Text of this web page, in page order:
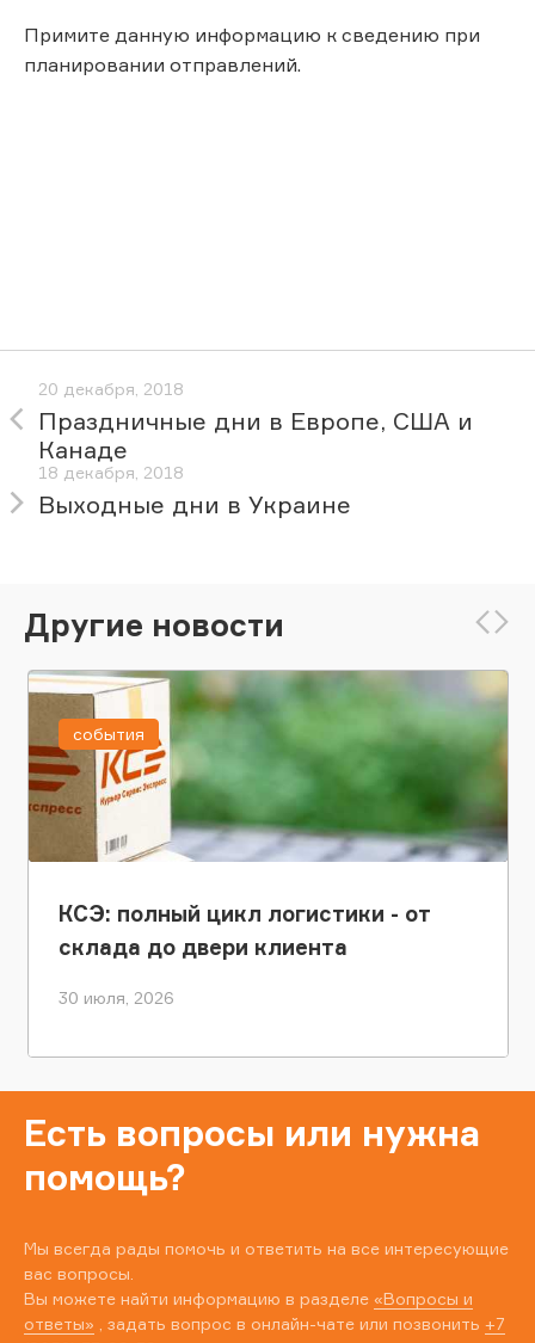
Примите данную информацию к сведению при
планировании отправлений.
20 декабря, 2018
Праздничные дни в Европе, США и
Канаде
18 декабря, 2018
Выходные дни в Украине
Другие новости
КСЭ: полный цикл логистики - от
склада до двери клиента
30 июля, 2026
события
Есть вопросы или нужна
помощь?
Мы всегда рады помочь и ответить на все интересующие
вас вопросы.
Вы можете найти информацию в разделе «Вопросы и
ответы» , задать вопрос в онлайн-чате или позвонить +7